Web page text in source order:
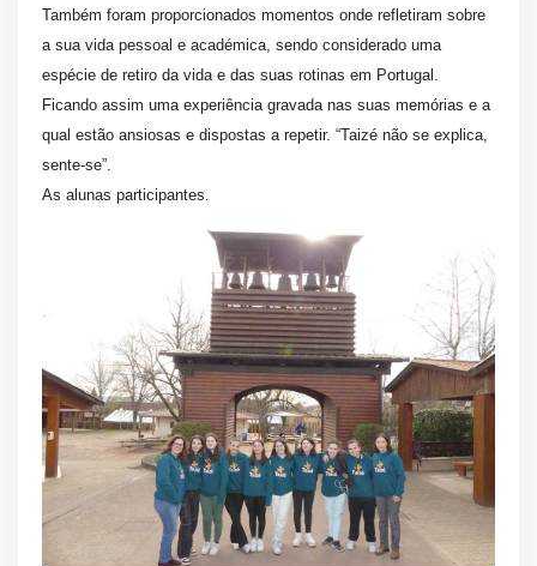
Também foram proporcionados momentos onde refletiram sobre
a sua vida pessoal e académica, sendo considerado uma
espécie de retiro da vida e das suas rotinas em Portugal.
Ficando assim uma experiência gravada nas suas memórias e a
qual estão ansiosas e dispostas a repetir. “Taizé não se explica,
sente-se”.
As alunas participantes.